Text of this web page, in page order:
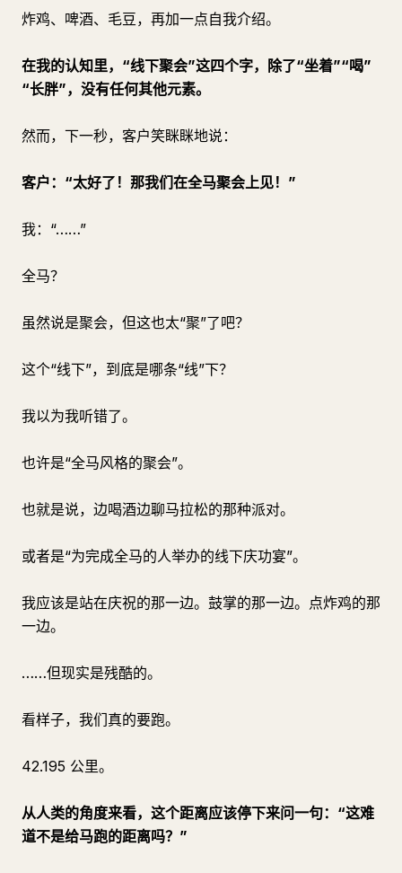
炸鸡、啤酒、毛豆，再加一点自我介绍。
在我的认知里，“线下聚会”这四个字，除了“坐着”“喝”
“长胖”，没有任何其他元素。
然而，下一秒，客户笑眯眯地说：
客户：“太好了！那我们在全马聚会上见！”
我：“……”
全马？
虽然说是聚会，但这也太“聚”了吧？
这个“线下”，到底是哪条“线”下？
我以为我听错了。
也许是“全马风格的聚会”。
也就是说，边喝酒边聊马拉松的那种派对。
或者是“为完成全马的人举办的线下庆功宴”。
我应该是站在庆祝的那一边。鼓掌的那一边。点炸鸡的那
一边。
……但现实是残酷的。
看样子，我们真的要跑。
42.195 公里。
从人类的角度来看，这个距离应该停下来问一句：“这难
道不是给马跑的距离吗？”